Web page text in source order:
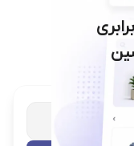
اختصاصی